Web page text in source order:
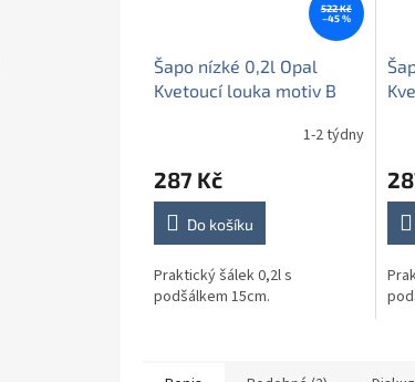
522 Kč
–45 %
Šapo nízké 0,2l Opal
Kvetoucí louka motiv B
1-2 týdny
287 Kč
Do košíku
Praktický šálek 0,2l s
podšálkem 15cm.